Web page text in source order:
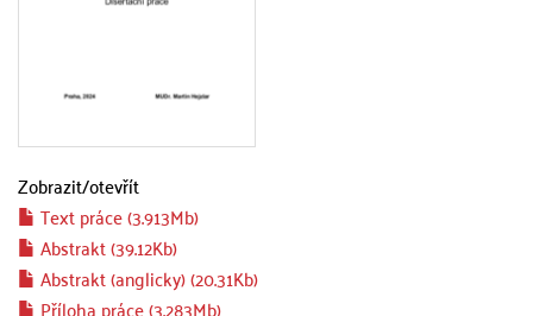
Zobrazit/otevřít
Text práce (3.913Mb)
Abstrakt (39.12Kb)
Abstrakt (anglicky) (20.31Kb)
Příloha práce (3.283Mb)